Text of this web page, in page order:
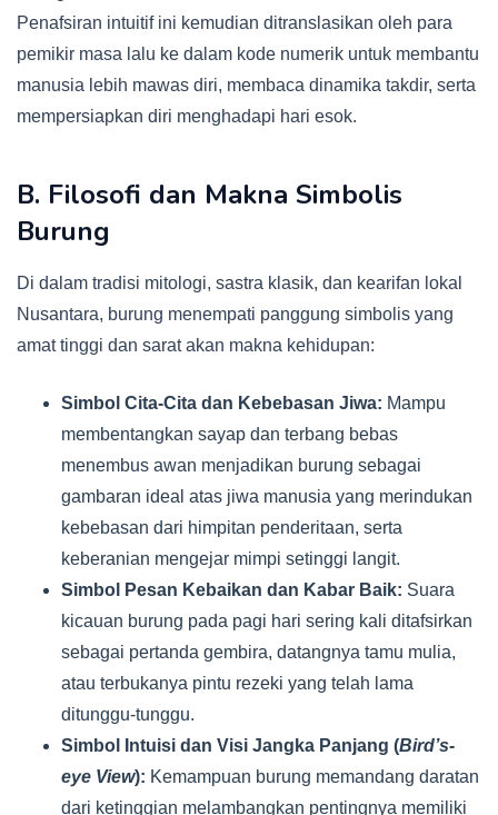
Penafsiran intuitif ini kemudian ditranslasikan oleh para
pemikir masa lalu ke dalam kode numerik untuk membantu
manusia lebih mawas diri, membaca dinamika takdir, serta
mempersiapkan diri menghadapi hari esok.
B. Filosofi dan Makna Simbolis
Burung
Di dalam tradisi mitologi, sastra klasik, dan kearifan lokal
Nusantara, burung menempati panggung simbolis yang
amat tinggi dan sarat akan makna kehidupan:
Simbol Cita-Cita dan Kebebasan Jiwa: Mampu
membentangkan sayap dan terbang bebas
menembus awan menjadikan burung sebagai
gambaran ideal atas jiwa manusia yang merindukan
kebebasan dari himpitan penderitaan, serta
keberanian mengejar mimpi setinggi langit.
Simbol Pesan Kebaikan dan Kabar Baik: Suara
kicauan burung pada pagi hari sering kali ditafsirkan
sebagai pertanda gembira, datangnya tamu mulia,
atau terbukanya pintu rezeki yang telah lama
ditunggu-tunggu.
Simbol Intuisi dan Visi Jangka Panjang (Bird’s-
eye View): Kemampuan burung memandang daratan
dari ketinggian melambangkan pentingnya memiliki